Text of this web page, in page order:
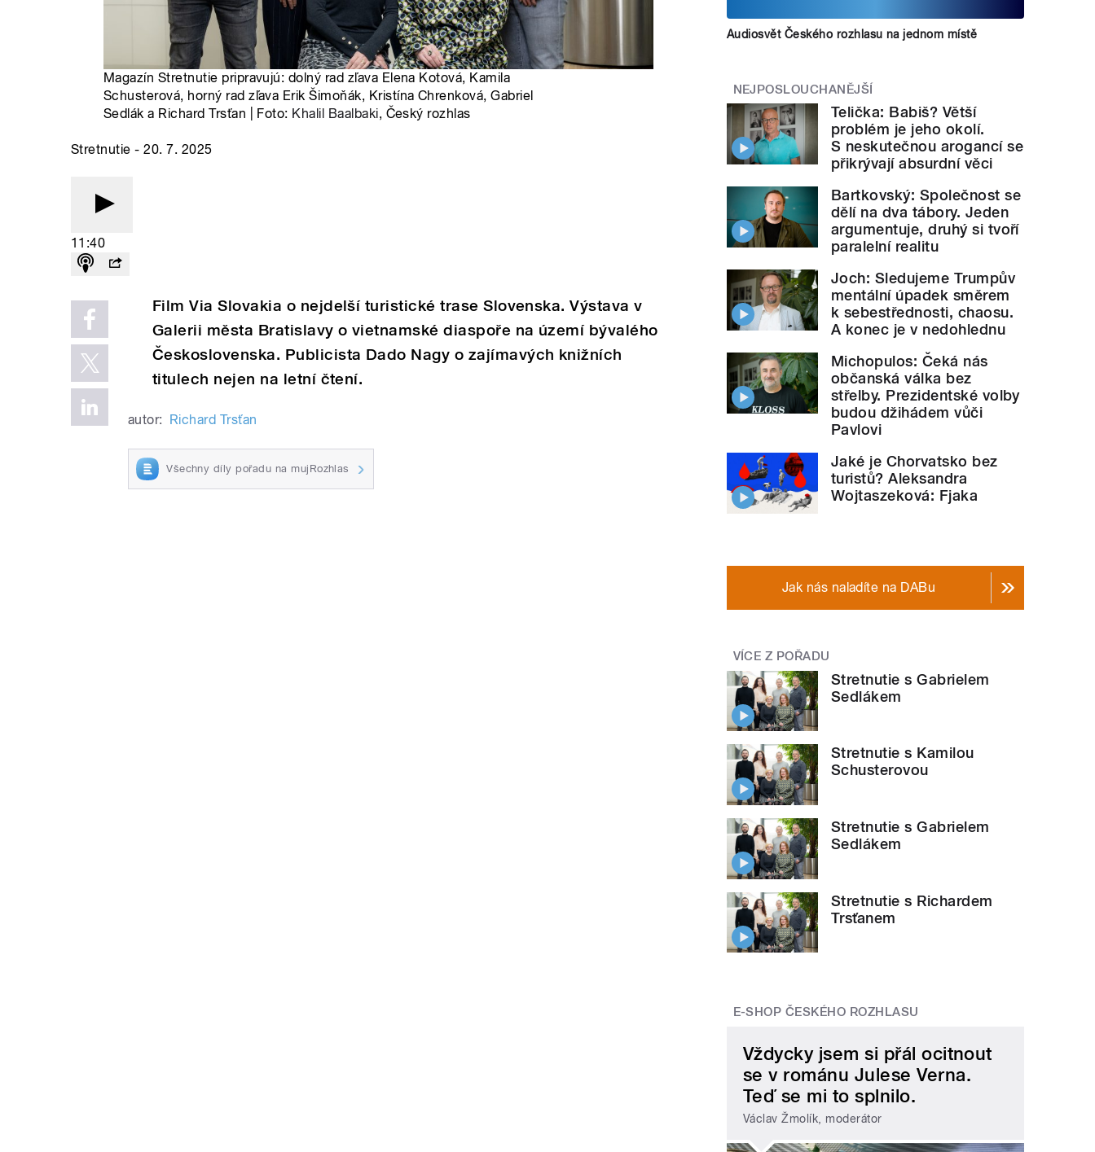
Magazín Stretnutie pripravujú: dolný rad zľava Elena Kotová, Kamila
Schusterová, horný rad zľava Erik Šimoňák, Kristína Chrenková, Gabriel
Sedlák a Richard Trsťan | Foto: Khalil Baalbaki, Český rozhlas
Stretnutie - 20. 7. 2025
11:40
Film Via Slovakia o nejdelší turistické trase Slovenska. Výstava v
Galerii města Bratislavy o vietnamské diaspoře na území bývalého
Československa. Publicista Dado Nagy o zajímavých knižních
titulech nejen na letní čtení.
autor: Richard Trsťan
Všechny díly pořadu na mujRozhlas
Audiosvět Českého rozhlasu na jednom místě
NEJPOSLOUCHANĚJŠÍ
Telička: Babiš? Větší
problém je jeho okolí.
S neskutečnou arogancí se
přikrývají absurdní věci
Bartkovský: Společnost se
dělí na dva tábory. Jeden
argumentuje, druhý si tvoří
paralelní realitu
Joch: Sledujeme Trumpův
mentální úpadek směrem
k sebestřednosti, chaosu.
A konec je v nedohlednu
Michopulos: Čeká nás
občanská válka bez
střelby. Prezidentské volby
budou džihádem vůči
Pavlovi
Jaké je Chorvatsko bez
turistů? Aleksandra
Wojtaszeková: Fjaka
Jak nás naladíte na DABu
VÍCE Z POŘADU
Stretnutie s Gabrielem
Sedlákem
Stretnutie s Kamilou
Schusterovou
Stretnutie s Gabrielem
Sedlákem
Stretnutie s Richardem
Trsťanem
E-SHOP ČESKÉHO ROZHLASU
Vždycky jsem si přál ocitnout
se v románu Julese Verna.
Teď se mi to splnilo.
Václav Žmolík, moderátor